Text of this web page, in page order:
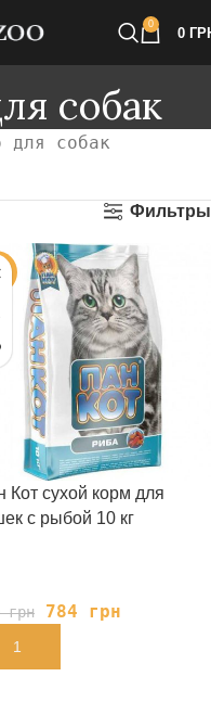
0
0
собак
для собак
Фильтры
Кот сухой корм для
с рыбой 10 кг
грн 784 грн
КОРЗИНУ